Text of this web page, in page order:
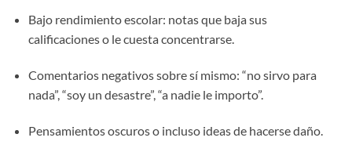
Bajo rendimiento escolar: notas que baja sus
calificaciones o le cuesta concentrarse.
Comentarios negativos sobre sí mismo: “no sirvo para
nada”, “soy un desastre”, “a nadie le importo”.
Pensamientos oscuros o incluso ideas de hacerse daño.